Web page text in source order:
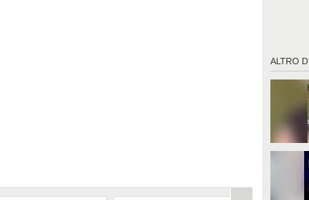
ALTRO DI